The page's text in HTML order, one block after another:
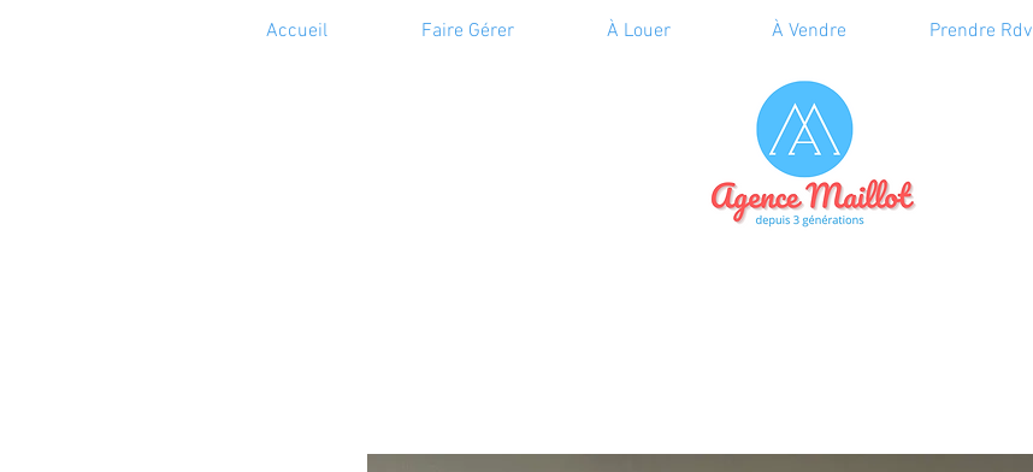
Accueil Faire Gérer À Louer À Vendre Prendre Rdv